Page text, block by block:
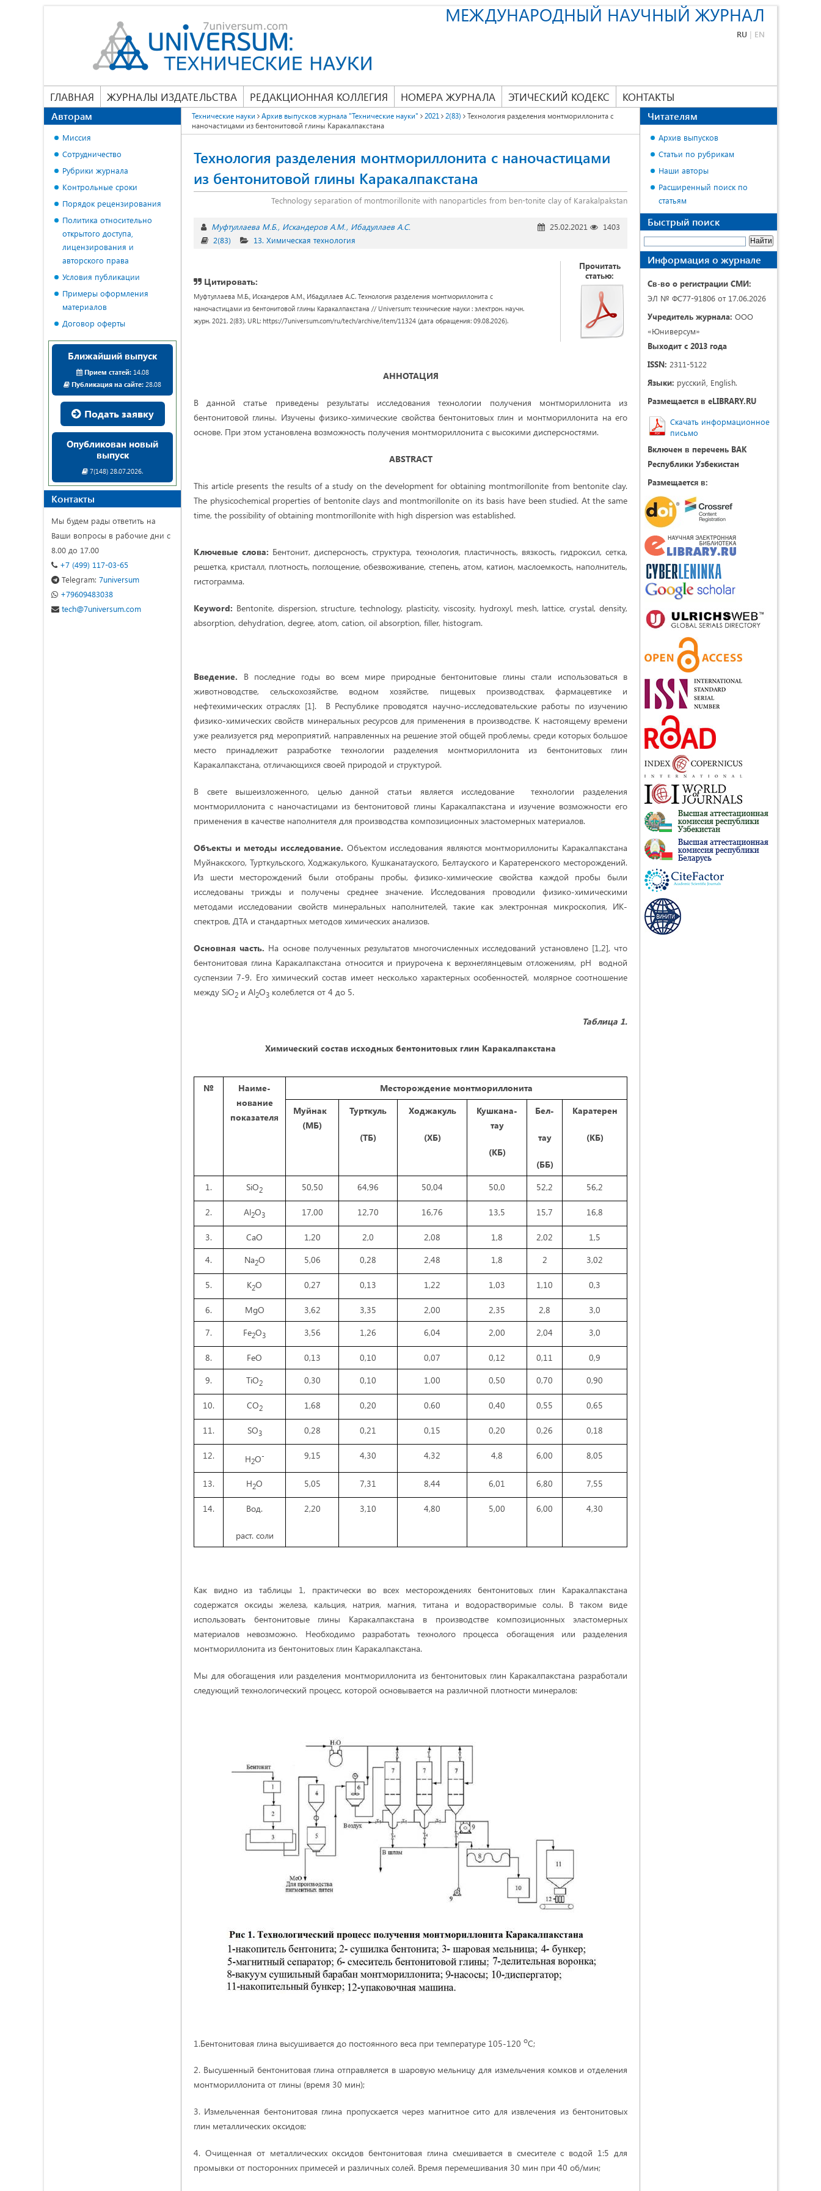
МЕЖДУНАРОДНЫЙ НАУЧНЫЙ ЖУРНАЛ
RU | EN
ГЛАВНАЯ ЖУРНАЛЫ ИЗДАТЕЛЬСТВА РЕДАКЦИОННАЯ КОЛЛЕГИЯ НОМЕРА ЖУРНАЛА ЭТИЧЕСКИЙ КОДЕКС КОНТАКТЫ
Технические науки Архив выпусков журнала "Технические науки" 2021 2(83)
Технология разделения монтмориллонита с
наночастицами из бентонитовой глины Каракалпакстана
Технология разделения монтмориллонита с наночастицами
из бентонитовой глины Каракалпакстана
Technology separation of montmorillonite with nanoparticles from ben-tonite clay of Karakalpakstan
Муфтуллаева М.Б. Искандеров А.М. Ибадуллаев А.С. 25.02.2021
1403
2(83)
13. Химическая технология
Цитировать:
Муфтуллаева М.Б., Искандеров А.М., Ибадуллаев А.С. Технология разделения монтмориллонита с
наночастицами из бентонитовой глины Каракалпакстана // Universum: технические науки : электрон. научн.
журн. 2021. 2(83). URL: https://7universum.com/ru/tech/archive/item/11324 (дата обращения: 09.08.2026).
Прочитать
статью:
АННОТАЦИЯ
В данной статье приведены результаты исследования технологии получения монтмориллонита из
бентонитовой глины. Изучены физико-химические свойства бентонитовых глин и монтмориллонита на его
основе. При этом установлена возможность получения монтмориллонита с высокими дисперсностями.
ABSTRACT
This article presents the results of a study on the development for obtaining montmorillonite from bentonite clay.
The physicochemical properties of bentonite clays and montmorillonite on its basis have been studied. At the same
time, the possibility of obtaining montmorillonite with high dispersion was established.
Ключевые слова: Бентонит, дисперсность, структура, технология, пластичность, вязкость, гидроксил, сетка,
решетка, кристалл, плотность, поглощение, обезвоживание, степень, атом, катион, маслоемкость, наполнитель,
гистограмма.
Keyword: Bentonite, dispersion, structure, technology, plasticity, viscosity, hydroxyl, mesh, lattice, crystal, density,
absorption, dehydration, degree, atom, cation, oil absorption, filler, histogram.
Введение. В последние годы во всем мире природные бентонитовые глины стали использоваться в
животноводстве, сельскохозяйстве, водном хозяйстве, пищевых производствах, фармацевтике и
нефтехимических отраслях [1]. В Республике проводятся научно-исследовательские работы по изучению
физико-химических свойств минеральных ресурсов для применения в производстве. К настоящему времени
уже реализуется ряд мероприятий, направленных на решение этой общей проблемы, среди которых большое
место принадлежит разработке технологии разделения монтмориллонита из бентонитовых глин
Каракалпакстана, отличающихся своей природой и структурой.
В свете вышеизложенного, целью данной статьи является исследование технологии разделения
монтмориллонита с наночастицами из бентонитовой глины Каракалпакстана и изучение возможности его
применения в качестве наполнителя для производства композиционных эластомерных материалов.
Объекты и методы исследование. Объектом исследования являются монтмориллониты Каракалпакстана
Муйнакского, Турткульского, Ходжакулького, Кушканатауского, Белтауского и Каратеренского месторождений.
Из шести месторождений были отобраны пробы, физико-химические свойства каждой пробы были
исследованы трижды и получены среднее значение. Исследования проводили физико-химическими
методами исследовании свойств минеральных наполнителей, такие как электронная микроскопия, ИК-
спектров, ДТА и стандартных методов химических анализов.
Основная часть. На основе полученных результатов многочисленных исследований установлено [1,2], что
бентонитовая глина Каракалпакстана относится и приурочена к верхнеглянцевым отложениям, рН водной
суспензии 7-9. Его химический состав имеет несколько характерных особенностей, молярное соотношение
между SiO2 и Al2O3 колеблется от 4 до 5.
Таблица 1.
Химический состав исходных бентонитовых глин Каракалпакстана
№
Наиме-
нование
показателя
Месторождение монтмориллонита
Муйнак
(МБ)
Турткуль
(ТБ)
Ходжакуль
(ХБ)
Кушкана-
тау
(КБ)
Бел-
тау
(ББ)
Каратерен
(КБ)
1. SiO2 50,50 64,96 50,04 50,0 52,2 56,2
2. Al2O3 17,00 12,70 16,76 13,5 15,7 16,8
3. CaO 1,20 2,0 2,08 1,8 2,02
1,5
4.
Na2O 5,06 0,28 2,48 1,8 2 3,02
5. K2O 0,27 0,13 1,22 1,03 1,10 0,3
6. MgO 3,62 3,35 2,00 2,35 2,8
3,0
7.
Fe2O3 3,56 1,26 6,04 2,00 2,04 3,0
8. FeO 0,13 0,10 0,07 0,12 0,11
0,9
9.
TiO2 0,30 0,10 1,00 0,50 0,70 0,90
10. CO2 1,68 0,20 0.60 0,40 0,55 0,65
11. SO3 0,28 0,21 0,15 0,20 0,26 0,18
12. H2O- 9,15 4,30 4,32 4,8 6,00 8,05
13. H2O 5,05 7,31 8,44 6,01 6,80 7,55
14. Вод.
раст. соли
2,20 3,10 4,80 5,00 6,00 4,30
Как видно из таблицы 1, практически во всех месторождениях бентонитовых глин Каракалпакстана
содержатся оксиды железа, кальция, натрия, магния, титана и водорастворимые солы. В таком виде
использовать бентонитовые глины Каракалпакстана в производстве композиционных эластомерных
материалов невозможно. Необходимо разработать технолого процесса обогащения или разделения
монтмориллонита из бентонитовых глин Каракалпакстана.
Мы для обогащения или разделения монтмориллонита из бентонитовых глин Каракалпакстана разработали
следующий технологический процесс, которой основывается на различной плотности минералов:
1.Бентонитовая глина высушивается до постоянного веса при температуре 105-120 оС;
2. Высушенный бентонитовая глина отправляется в шаровую мельницу для измельчения комков и отделения
монтмориллонита от глины (время 30 мин);
3. Измельченная бентонитовая глина пропускается через магнитное сито для извлечения из бентонитовых
глин металлических оксидов;
4. Очищенная от металлических оксидов бентонитовая глина смешивается в смесителе с водой 1:5 для
промывки от посторонних примесей и различных солей. Время перемешивания 30 мин при 40 об/мин;
Авторам
Миссия
Сотрудничество
Рубрики журнала
Контрольные сроки
Порядок рецензирования
Политика относительно
открытого доступа,
лицензирования и
авторского права
Условия публикации
Примеры оформления
материалов
Договор оферты
Ближайший выпуск
Прием статей:14.08
Публикация на сайте: 28.08
Подать заявку
Опубликован новый
выпуск
7(148) 28.07.2026.
Контакты
Мы будем рады ответить на
Ваши вопросы в рабочие дни с
8.00 до 17.00
+7 (499) 117-03-65
Telegram: 7universum
+79609483038
tech@7universum.com
Читателям
Архив выпусков
Статьи по рубрикам
Наши авторы
Расширенный поиск по
статьям
Быстрый поиск
Информация о журнале
Св-во о регистрации СМИ:
ЭЛ № ФС77-91806 от 17.06.2026
Учредитель журнала: ООО
«Юниверсум»
Выходит с 2013 года
ISSN: 2311-5122
Языки: русский, English.
Размещается в eLIBRARY.RU
Скачать информационное
письмо
Включен в перечень ВАК
Республики Узбекистан
Размещается в: